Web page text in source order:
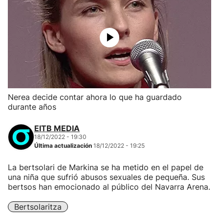
Nerea decide contar ahora lo que ha guardado
durante años
EITB MEDIA
18/12/2022 - 19:30
Última actualización 18/12/2022 - 19:25
La bertsolari de Markina se ha metido en el papel de
una niña que sufrió abusos sexuales de pequeña. Sus
bertsos han emocionado al público del Navarra Arena.
Bertsolaritza